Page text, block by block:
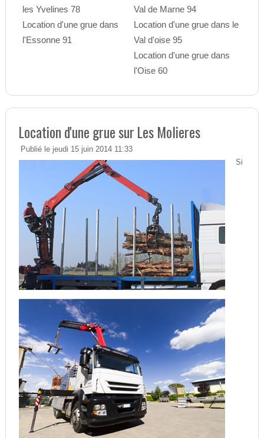
les Yvelines 78
Location d'une grue dans
l'Essonne 91
Val de Marne 94
Location d'une grue dans le
Val d'oise 95
Location d'une grue dans
l'Oise 60
Location d'une grue sur Les Molieres
Publié le jeudi 15 juin 2014 11:33
Si